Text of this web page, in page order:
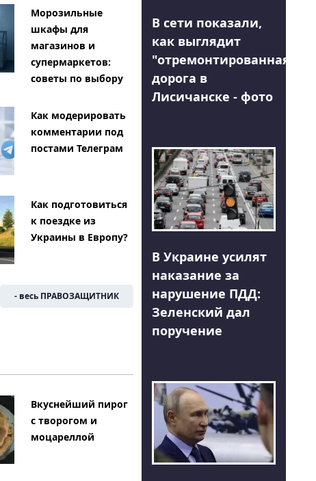
Морозильные
шкафы для
магазинов и
супермаркетов:
советы по выбору
Как модерировать
комментарии под
постами Телеграм
Как подготовиться
к поездке из
Украины в Европу?
- весь ПРАВОЗАЩИТНИК
Вкуснейший пирог
с творогом и
моцареллой
В сети показали,
как выглядит
"отремонтированная"
дорога в
Лисичанске - фото
В Украине усилят
наказание за
нарушение ПДД:
Зеленский дал
поручение